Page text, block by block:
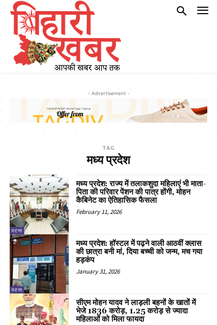
- Advertisement -
TAG
मध्य प्रदेश
पटना
मध्य प्रदेश: राज्य में तलाकशुदा महिलाएं भी माता-
पिता की परिवार पेंशन की पात्र होंगी, मोहन
कैबिनेट का ऐतिहासिक फैसला
February 11, 2026
पटना
मध्य प्रदेश: हॉस्टल में पढ़ने वाली आठवीं क्लास
की छात्रा बनी मां, दिया बच्ची को जन्म, मच गया
हड़कंप
January 31, 2026
सीएम मोहन यादव ने लाड़ली बहनों के खातों में
भेजे ₹1836 करोड़, 1.25 करोड़ से ज्यादा
महिलाओं को मिला फायदा